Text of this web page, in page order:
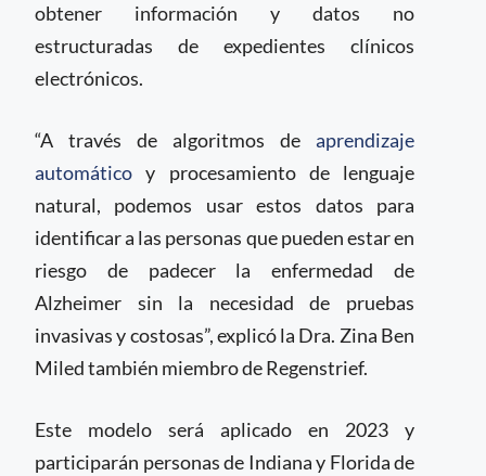
obtener información y datos no
estructuradas de expedientes clínicos
electrónicos.
“A través de algoritmos de aprendizaje
automático y procesamiento de lenguaje
natural, podemos usar estos datos para
identificar a las personas que pueden estar en
riesgo de padecer la enfermedad de
Alzheimer sin la necesidad de pruebas
invasivas y costosas”, explicó la Dra. Zina Ben
Miled también miembro de Regenstrief.
Este modelo será aplicado en 2023 y
participarán personas de Indiana y Florida de